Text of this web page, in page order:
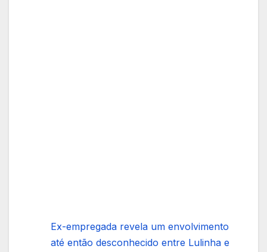
Ex-empregada revela um envolvimento
até então desconhecido entre Lulinha e